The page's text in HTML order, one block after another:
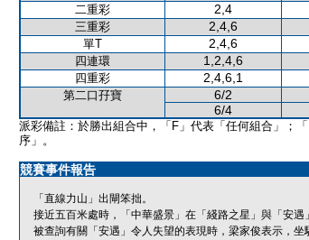
二重彩 2,4
三重彩 2,4,6
單T 2,4,6
四連環 1,2,4,6
四重彩 2,4,6,1
第二口孖寶 6/2
6/4
派彩備註：於勝出組合中，「F」代表「任何組合」；
序」。
競賽事件報告
「直線力山」出閘笨拙。
接近五百米處時，「中華盛景」在「綫路之星」與「安
被查詢有關「安遇」令人失望的表現時，梁家俊表示，